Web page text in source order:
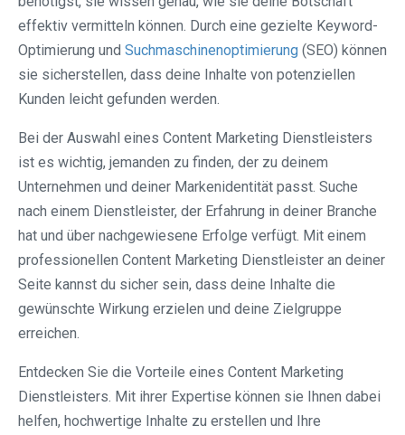
effektiv vermitteln können. Durch eine gezielte Keyword-
Optimierung und Suchmaschinenoptimierung (SEO) können
sie sicherstellen, dass deine Inhalte von potenziellen
Kunden leicht gefunden werden.
Bei der Auswahl eines Content Marketing Dienstleisters
ist es wichtig, jemanden zu finden, der zu deinem
Unternehmen und deiner Markenidentität passt. Suche
nach einem Dienstleister, der Erfahrung in deiner Branche
hat und über nachgewiesene Erfolge verfügt. Mit einem
professionellen Content Marketing Dienstleister an deiner
Seite kannst du sicher sein, dass deine Inhalte die
gewünschte Wirkung erzielen und deine Zielgruppe
erreichen.
Entdecken Sie die Vorteile eines Content Marketing
Dienstleisters. Mit ihrer Expertise können sie Ihnen dabei
helfen, hochwertige Inhalte zu erstellen und Ihre